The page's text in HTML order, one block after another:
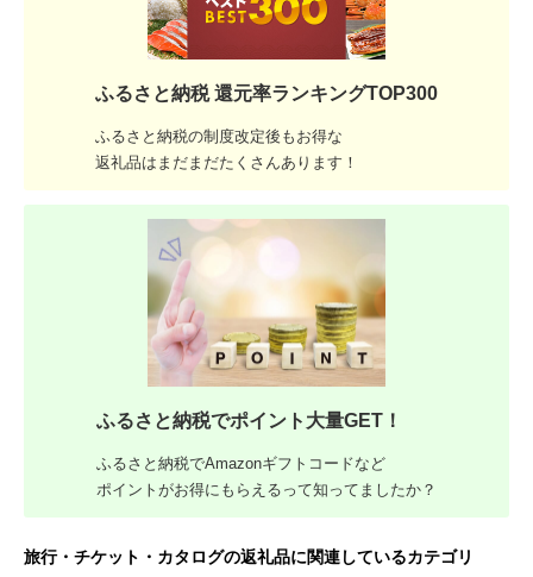
ふるさと納税 還元率ランキングTOP300
ふるさと納税の制度改定後もお得な
返礼品はまだまだたくさんあります！
ふるさと納税でポイント大量GET！
ふるさと納税でAmazonギフトコードなど
ポイントがお得にもらえるって知ってましたか？
旅行・チケット・カタログの返礼品に関連しているカテゴリ